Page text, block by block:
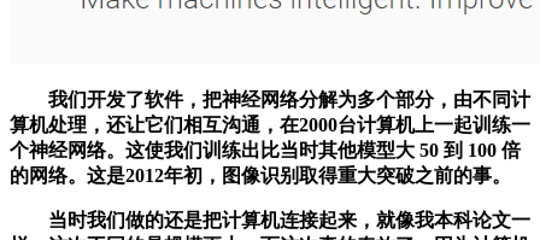
我们开发了软件，把神经网络分解为多个部分，由不同计
算机处理，还让它们相互沟通，在2000台计算机上一起训练一
个神经网络。这使我们训练出比当时其他模型大 50 到 100 倍
的网络。这是2012年初，图像识别取得重大突破之前的事。
当时我们做的还是把计算机连接起来，就像我本科论文一